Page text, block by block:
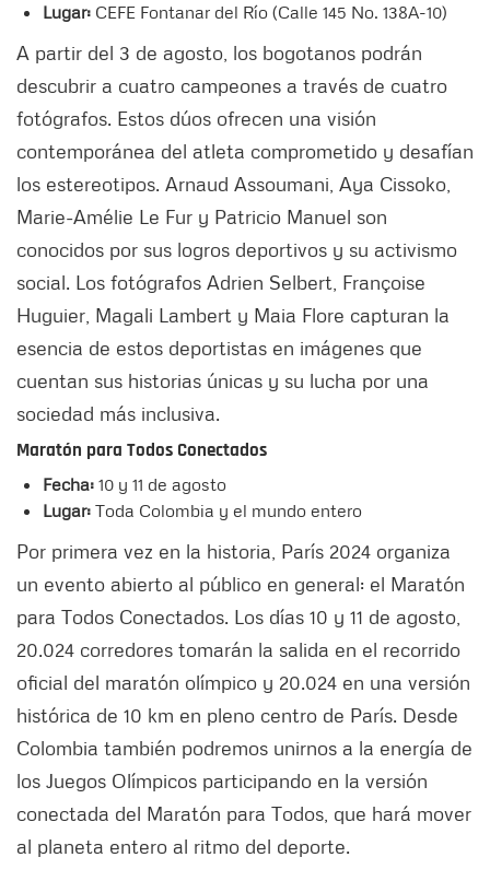
Lugar: CEFE Fontanar del Río (Calle 145 No. 138A-10)
A partir del 3 de agosto, los bogotanos podrán
descubrir a cuatro campeones a través de cuatro
fotógrafos. Estos dúos ofrecen una visión
contemporánea del atleta comprometido y desafían
los estereotipos. Arnaud Assoumani, Aya Cissoko,
Marie-Amélie Le Fur y Patricio Manuel son
conocidos por sus logros deportivos y su activismo
social. Los fotógrafos Adrien Selbert, Françoise
Huguier, Magali Lambert y Maia Flore capturan la
esencia de estos deportistas en imágenes que
cuentan sus historias únicas y su lucha por una
sociedad más inclusiva.
Maratón para Todos Conectados
Fecha: 10 y 11 de agosto
Lugar: Toda Colombia y el mundo entero
Por primera vez en la historia, París 2024 organiza
un evento abierto al público en general: el Maratón
para Todos Conectados. Los días 10 y 11 de agosto,
20.024 corredores tomarán la salida en el recorrido
oficial del maratón olímpico y 20.024 en una versión
histórica de 10 km en pleno centro de París. Desde
Colombia también podremos unirnos a la energía de
los Juegos Olímpicos participando en la versión
conectada del Maratón para Todos, que hará mover
al planeta entero al ritmo del deporte.